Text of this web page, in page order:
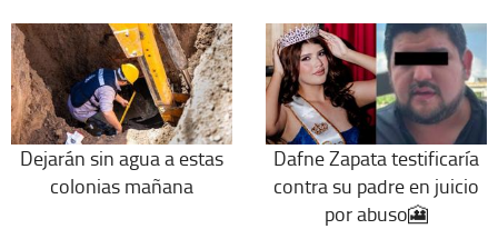
Dejarán sin agua a estas
colonias mañana
Dafne Zapata testificaría
contra su padre en juicio
por abuso🎦